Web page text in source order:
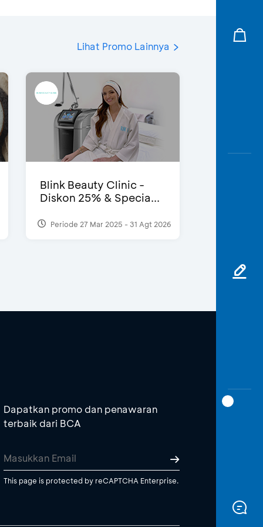
Lihat Promo Lainnya
Blink Beauty Clinic -
Diskon 25% & Specia...
Periode 27 Mar 2025 - 31 Agt 2026
Dapatkan promo dan penawaran
terbaik dari BCA
This page is protected by reCAPTCHA Enterprise.